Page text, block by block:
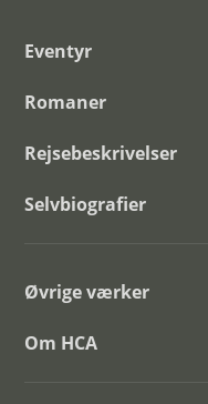
Eventyr
Romaner
Rejsebeskrivelser
Selvbiografier
Øvrige værker
Om HCA